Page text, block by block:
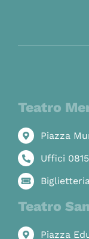
Teatro
Piazza
Uffici
Teatro
Piazza